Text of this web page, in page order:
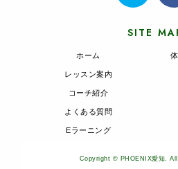
SITE
ホーム
レッスン案内
コーチ紹介
よくある質問
Eラーニング
Copyright © PHOENIX愛知.